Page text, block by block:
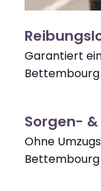
Garantiert
Sorgen-
Ohne